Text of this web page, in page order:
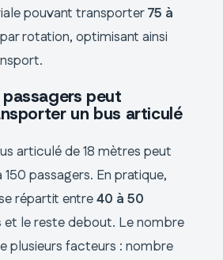
pouvant transporter75 à
par rotation, optimisant ainsi
peut
un bus articulé
articulé de 18 mètres peut
150 passagers. En pratique,
répartit entre40 à 50
et le reste debout. Le nombre
plusieurs facteurs : nombre